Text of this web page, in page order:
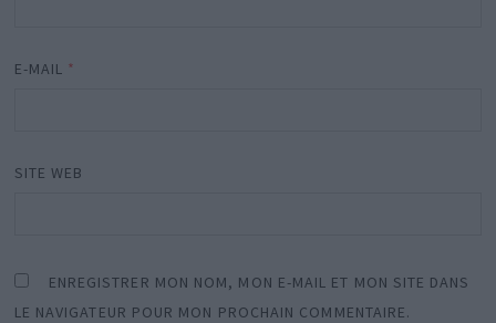
E-MAIL *
SITE WEB
ENREGISTRER MON NOM, MON E-MAIL ET MON SITE DANS
LE NAVIGATEUR POUR MON PROCHAIN COMMENTAIRE.